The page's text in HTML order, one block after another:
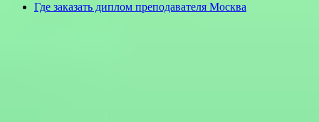
Где заказать диплом преподавателя Москва